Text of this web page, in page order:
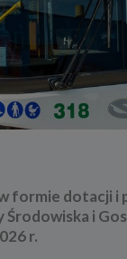
formie dotacji i
i
r.